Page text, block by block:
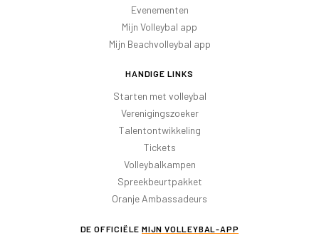
Evenementen
Mijn Volleybal app
Mijn Beachvolleybal app
HANDIGE LINKS
Starten met volleybal
Verenigingszoeker
Talentontwikkeling
Tickets
Volleybalkampen
Spreekbeurtpakket
Oranje Ambassadeurs
DE OFFICIËLE MIJN VOLLEYBAL-APP